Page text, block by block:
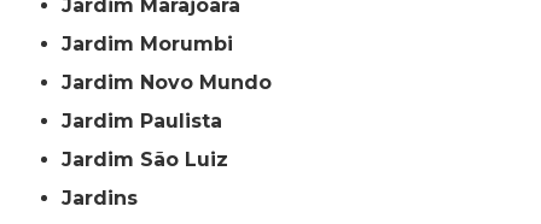
Jardim Marajoara
Jardim Morumbi
Jardim Novo Mundo
Jardim Paulista
Jardim São Luiz
Jardins